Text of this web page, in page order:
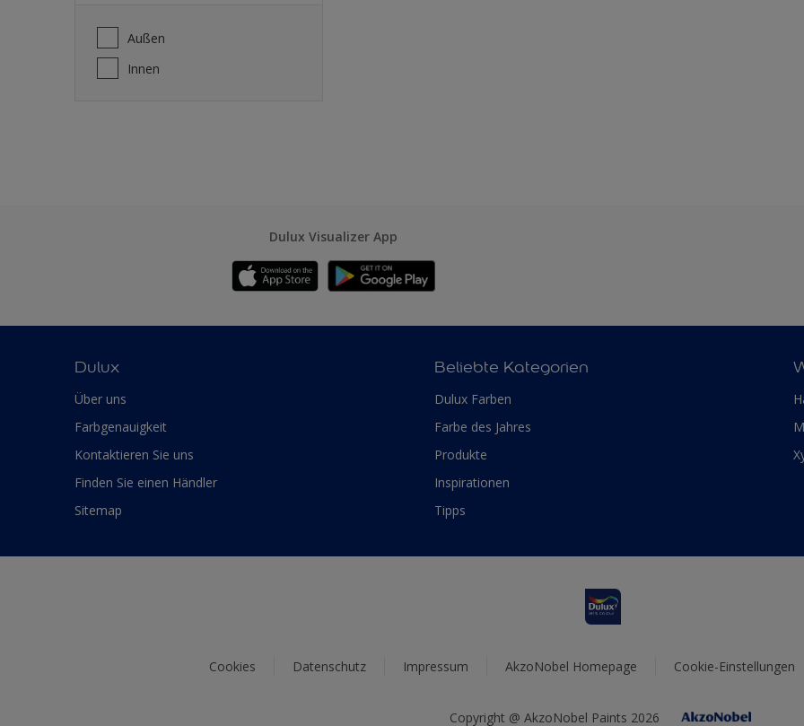
Außen
Innen
Dulux Visualizer App
Dulux
Über uns
Farbgenauigkeit
Kontaktieren Sie uns
Finden Sie einen Händler
Sitemap
Beliebte Kategorien
Dulux Farben
Farbe des Jahres
Produkte
Inspirationen
Tipps
Cookies Datenschutz Impressum AkzoNobel Homepage Cookie-Einstellungen
Copyright @ AkzoNobel Paints 2026